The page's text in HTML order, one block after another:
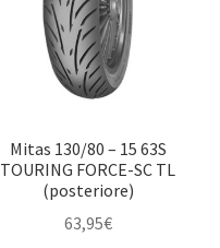
Mitas 130/80 – 15 63S
TOURING FORCE-SC TL
(posteriore)
63,95€